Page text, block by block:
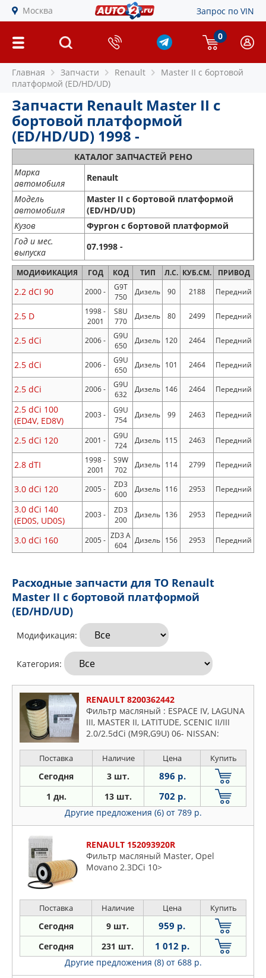
Москва Запрос по VIN
0
Главная Запчасти Renault
Master II c бортовой
платформой (ED/HD/UD)
Запчасти Renault Master II c
бортовой платформой
(ED/HD/UD) 1998 -
КАТАЛОГ ЗАПЧАСТЕЙ РЕНО
Марка
автомобиля
Renault
Модель
автомобиля
Master II c бортовой платформой
(ED/HD/UD)
Кузов
Фургон с бортовой платформой
Год и мес.
выпуска
07.1998 -
МОДИФИКАЦИЯ ГОД КОД ТИП Л.С. КУБ.СМ. ПРИВОД
2.2 dCI 90 2000 -
G9T
750
Дизель 90 2188 Передний
2.5 D
1998 -
2001
S8U
770
Дизель 80 2499 Передний
2.5 dCi 2006 -
G9U
650
Дизель 120 2464 Передний
2.5 dCi 2006 -
G9U
650
Дизель 101 2464 Передний
2.5 dCi 2006 -
G9U
632
Дизель 146 2464 Передний
2.5 dCi 100
(ED4V, ED8V)
2003 -
G9U
754
Дизель 99 2463 Передний
2.5 dCi 120 2001 -
G9U
724
Дизель 115 2463 Передний
2.8 dTI
1998 -
2001
S9W
702
Дизель 114 2799 Передний
3.0 dCi 120 2005 -
ZD3
600
Дизель 116 2953 Передний
3.0 dCi 140
(ED0S, UD0S)
2003 -
ZD3
200
Дизель 136 2953 Передний
3.0 dCi 160 2005 - ZD3 A
604
Дизель 156 2953 Передний
Расходные запчасти для ТО Renault
Master II c бортовой платформой
(ED/HD/UD)
Модификация:
Категория:
RENAULT 8200362442
Фильтр масляный : ESPACE IV, LAGUNA
III, MASTER II, LATITUDE, SCENIC II/III
2.0/2.5dCi (M9R,G9U) 06- NISSAN:
2.0/2.5CDTI 07-
Поставка Наличие Цена Купить
Сегодня 3 шт. 896 р.
1 дн. 13 шт. 702 р.
Другие предложения (6) от 789 р.
RENAULT 152093920R
Фильтр масляный Master, Opel
Movano 2.3DCi 10>
Поставка Наличие Цена Купить
Сегодня 9 шт. 959 р.
Сегодня 231 шт. 1 012 р.
Другие предложения (8) от 688 р.